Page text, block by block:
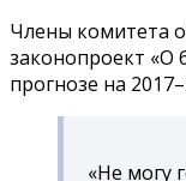
Члены комитета
законопроект «О
прогнозе на
«Не могу